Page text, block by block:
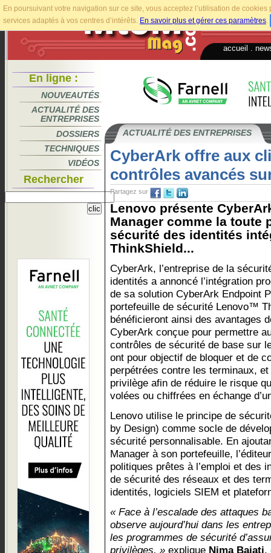
En poursuivant votre navigation sur ce site, vous acceptez l’utilisation de
services adaptés à vos centres d’intérêts. En savoir plus et gérer ces paramètres.
accueil
En ligne :
NOUVEAUTÉS
ACTUALITÉ DES
ENTREPRISES
DOSSIERS
TECHNIQUES
VIDÉOS
Rechercher
ACTUALITÉ DES ENTREPRISES
CyberArk offre aux
contrôles avancés
Partagez sur
Lenovo présente
Manager comme la toute
sécurité des identités
ThinkShield...
CyberArk, l’entreprise de la
identités a annoncé l’intégration
de sa solution CyberArk Endpoint
portefeuille de sécurité Lenovo™
bénéficieront ainsi des avantages
CyberArk conçue pour permettre
contrôles de sécurité de base sur
ont pour objectif de bloquer et de
perpétrées contre les terminaux, et
privilège afin de réduire le risque
volées ou chiffrées en échange
Lenovo utilise le principe de
by Design) comme socle de
sécurité personnalisable. En
Manager à son portefeuille,
politiques prêtes à l’emploi et des
de sécurité des réseaux et des
identités, logiciels SIEM et
« Face à l’escalade des attaques
observe aujourd’hui dans les
les programmes de sécurité
privilèges, » explique Nima Baiati,